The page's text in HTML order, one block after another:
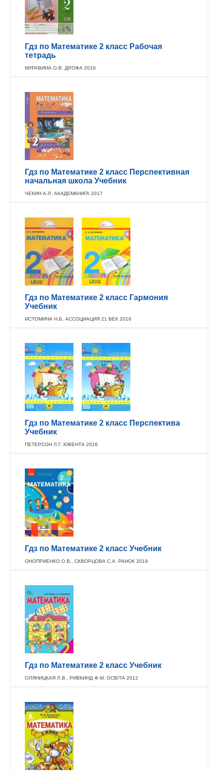
Гдз по Математике 2 класс Рабочая
тетрадь
МУРАВИНА О.В. ДРОФА 2016
Гдз по Математике 2 класс Перспективная
начальная школа Учебник
ЧЕКИН А.Л. АКАДЕМКНИГА 2017
Гдз по Математике 2 класс Гармония
Учебник
ИСТОМИНА Н.Б. АССОЦИАЦИЯ 21 ВЕК 2016
Гдз по Математике 2 класс Перспектива
Учебник
ПЕТЕРСОН Л.Г. ЮВЕНТА 2016
Гдз по Математике 2 класс Учебник
ОНОПРИЕНКО О.В., СКВОРЦОВА С.А. РАНОК 2019
Гдз по Математике 2 класс Учебник
ОЛЯНИЦКАЯ Л.В., РИВКИНД Ф.М. ОСВIТА 2012